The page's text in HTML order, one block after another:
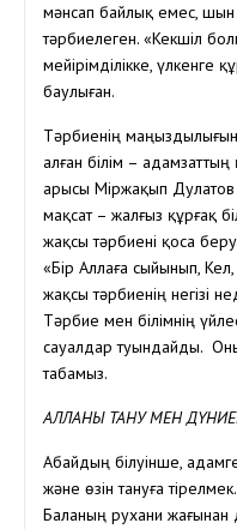
мәнсап байлық емес,
тәрбиелеген. «Кекшіл
мейірімділікке, үлкенге
баулыған.
Тәрбиенің
алған білім –
арысы Міржақып
мақсат – жалғыз құрғақ
жақсы тәрбиені қоса
«Бір Аллаға сыйынып,
жақсы тәрбиенің негізі
Тәрбие мен білімнің
сауалдар туындайды.
табамыз.
АЛЛАНЫ ТАНУ МЕН
Абайдың білуінше,
және өзін тануға
Баланың рухани жағынан